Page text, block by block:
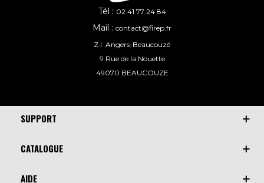
AIDE
CATALOGUE
SUPPORT
Tél : 02 41 77 24 84
Mail : contact@firep.fr
Z.I. Angers-Beaucouzé
9 Rue de la Nouette
49070 BEAUCOUZE